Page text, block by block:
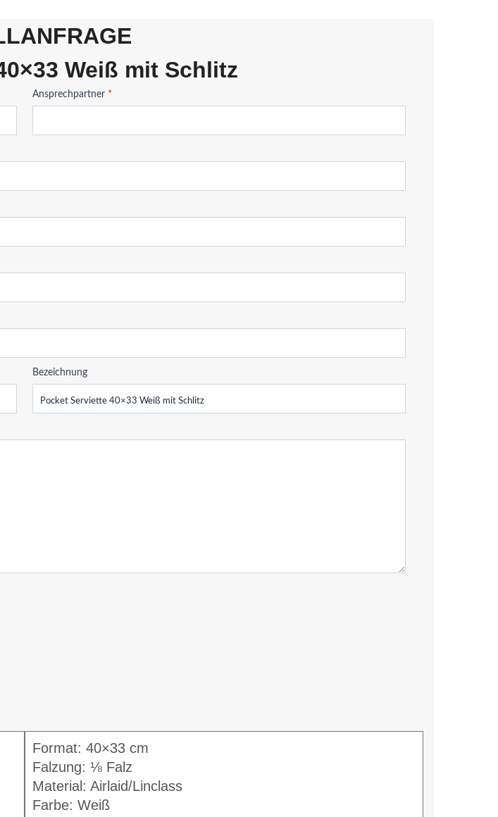
Weiß mit Schlitz
Ansprechpartner *
Bezeichnung
Format: 40×33 cm
Falzung: ⅛ Falz
Material: Airlaid/Linclass
Farbe: Weiß